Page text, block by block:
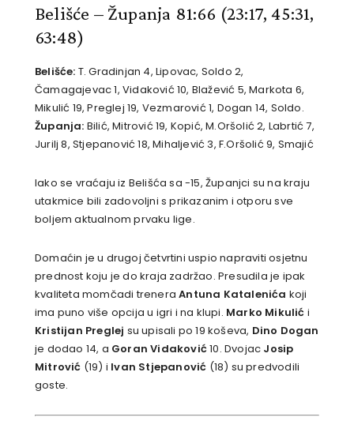
Belišće – Županja 81:66 (23:17, 45:31,
63:48)
Belišće: T. Gradinjan 4, Lipovac, Soldo 2,
Čamagajevac 1, Vidaković 10, Blažević 5, Markota 6,
Mikulić 19, Preglej 19, Vezmarović 1, Dogan 14, Soldo.
Županja: Bilić, Mitrović 19, Kopić, M.Oršolić 2, Labrtić 7,
Jurilj 8, Stjepanović 18, Mihaljević 3, F.Oršolić 9, Smajić
Iako se vraćaju iz Belišća sa -15, Županjci su na kraju
utakmice bili zadovoljni s prikazanim i otporu sve
boljem aktualnom prvaku lige.
Domaćin je u drugoj četvrtini uspio napraviti osjetnu
prednost koju je do kraja zadržao. Presudila je ipak
kvaliteta momčadi treneraAntuna Katalenića koji
ima puno više opcija u igri i na klupi. Marko Mikulić i
Kristijan Preglej su upisali po 19 koševa, Dino Dogan
je dodao 14, a Goran Vidaković10. Dvojac Josip
Mitrović (19) i Ivan Stjepanović (18) su predvodili
goste.